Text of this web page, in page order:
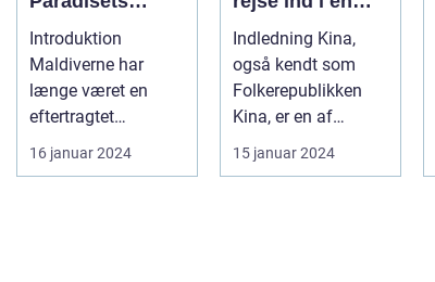
Skønhed og
Historie
Introduktion
Maldiverne har
længe været en
eftertragtet
destination for
rejsende, der søger
16 januar 2024
gammel kultur
Indledning Kina,
også kendt som
Folkerepublikken
Kina, er en af
verdens ældste og
mest befolkede na...
15 januar 2024